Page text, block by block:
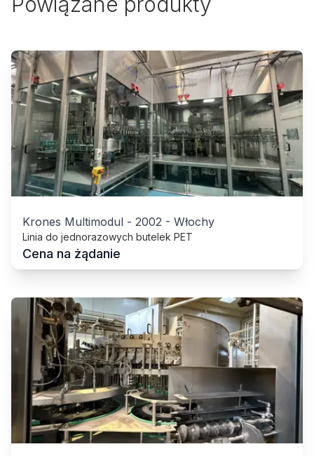
Krones Multimodul - 2002 - Włochy
Linia do jednorazowych butelek PET
Cena na żądanie